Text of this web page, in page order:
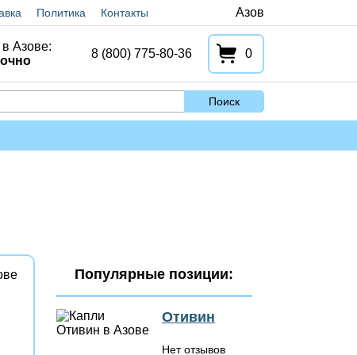
Политика Контакты Азов
Азове:
8 (800) 775-80-36 0
Поиск
Популярные позиции:
Отивин
Нет отзывов